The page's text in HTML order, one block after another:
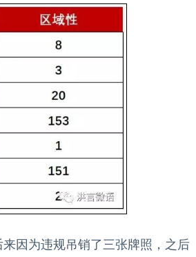
因为违规吊销了三张牌照，之后